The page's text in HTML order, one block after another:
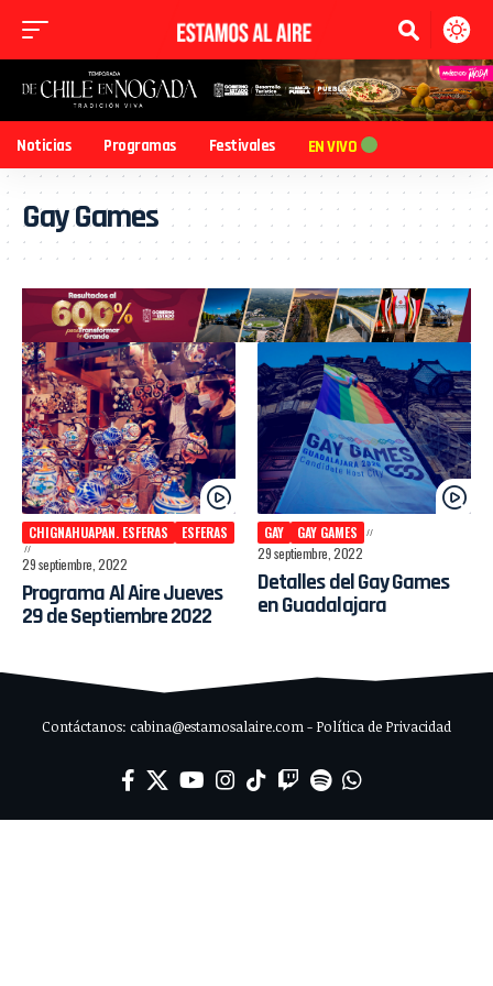
Noticias Programas Festivales EN VIVO
Gay Games
CHIGNAHUAPAN. ESFERAS
ESFERAS
29 septiembre, 2022
Programa Al Aire Jueves
29 de Septiembre 2022
GAY
GAY GAMES
29 septiembre, 2022
Detalles del Gay Games
en Guadalajara
Contáctanos: cabina@estamosalaire.com - Política de Privacidad